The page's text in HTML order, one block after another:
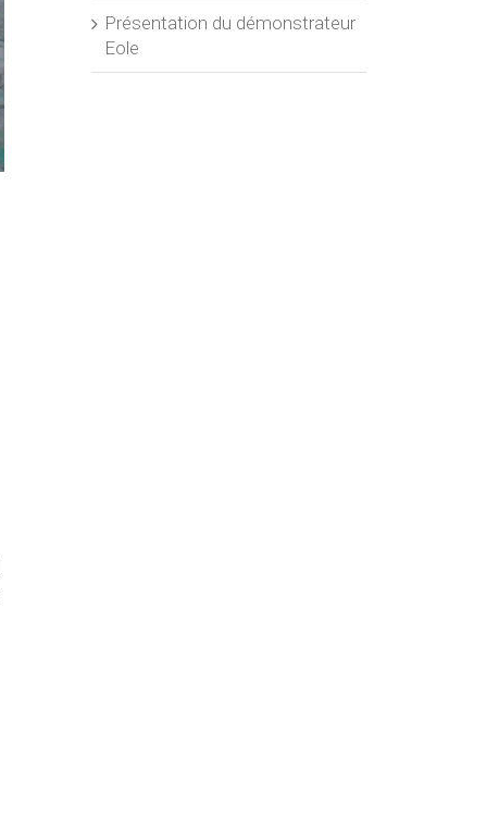
Présentation du démonstrateur
Eole